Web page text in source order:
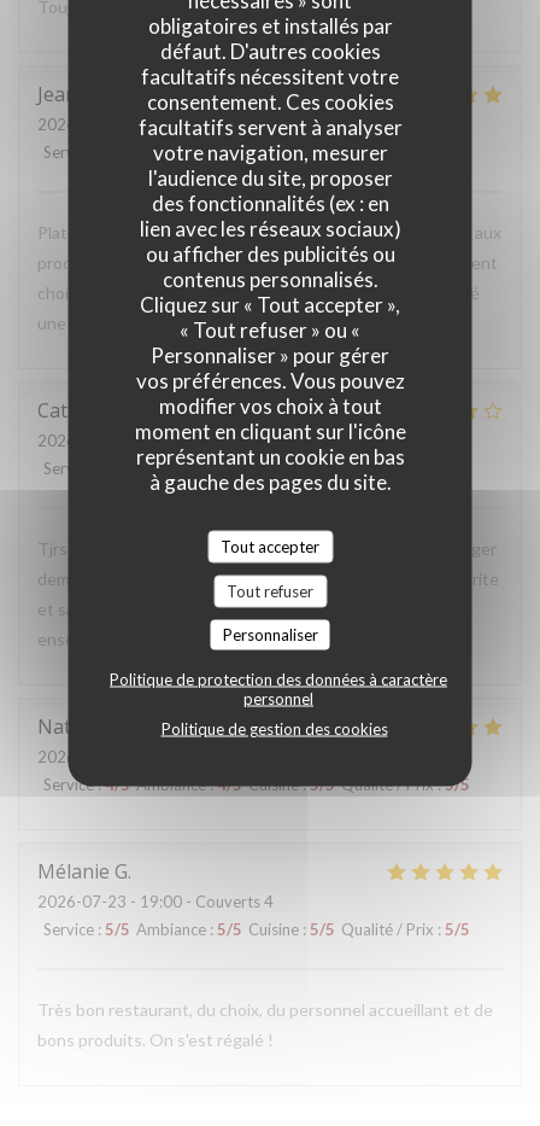
obligatoires et installés par
défaut. D'autres cookies
facultatifs nécessitent votre
consentement. Ces cookies
facultatifs servent à analyser
votre navigation, mesurer
l'audience du site, proposer
des fonctionnalités (ex : en
lien avec les réseaux sociaux)
ou afficher des publicités ou
contenus personnalisés.
Cliquez sur « Tout accepter »,
« Tout refuser » ou «
Personnaliser » pour gérer
vos préférences. Vous pouvez
modifier vos choix à tout
moment en cliquant sur l'icône
représentant un cookie en bas
à gauche des pages du site.
Tout accepter
Tout refuser
Personnaliser
Politique de protection des données à caractère
personnel
Politique de gestion des cookies
Toujours aussi bon et accueillant. Hâte de revenir.
Jean Pierre V
2026-07-26
- 19:00 - Couverts 2
Service
Ambiance : 5/5 Cuisine: 5/5 Qualité / Prix
Plats de montagnes et plus classiques faisant la part belle aux
produits locaux et parfaitement cuisinés Vins judicieusement
choisis Personnel chaleureux et attentif Nous avons passé
une excellente soirée et nous reviendrons avec des amis !
Catherine
2026-07-24
- 19:00 - Couverts 3
Service
Ambiance: 5/5 Cuisine: 4/5 Qualité / Prix
Tjrs aussi bon. Gondue savoyarde au cèpe excellente. Burger
demandé a point refais car viande pas assez cuite. Bonne frite
et salade. Dommage que l'on a attendu pour manger
ensemble Bon dessert
Natalia
2026-07-25
Service:4/5 Ambiance:4/5 Cuisine:5/5 Qualité / Prix:5/5
Mélanie G
2026-07-23 - 19:00 - Couverts 4
Service : 5/5 Ambiance : 5/5 Cuisine : 5/5 Qualité / Prix : 5/5
Très bon restaurant, du choix, du personnel accueillant et de
bons produits. On s'est régalé !